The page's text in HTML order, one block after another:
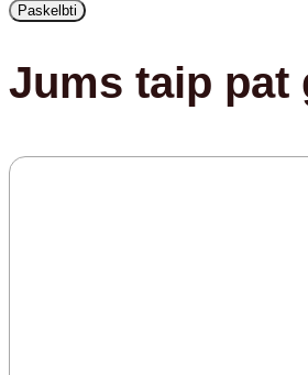
Jums taip pat